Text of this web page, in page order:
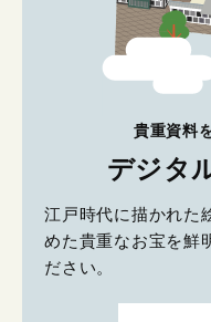
貴重資料
デジタ
江戸時代に描かれた
めた貴重なお宝を鮮
ださい。